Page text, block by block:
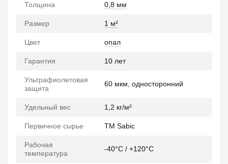
Толщина 0,8 мм
Размер 1 м²
Цвет опал
Гарантия 10 лет
Ультрафиолетовая
защита
60 мкм, односторонний
Удельный вес 1,2 кг/м²
Первичное сырье TM Sabic
Рабочая
температура
-40°C / +120°C